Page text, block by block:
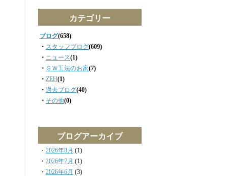
カテゴリー
ブログ(658)
・ スタッフブログ(609)
・ ニュース(1)
・ ＳＷ工法のお家(7)
・ ZEH(1)
・ 過去ブログ(40)
・ その他(0)
ブログアーカイブ
・ 2026年8月 (1)
・ 2026年7月 (1)
・ 2026年6月 (3)